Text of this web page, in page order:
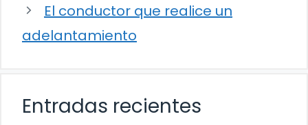
El conductor que realice un
adelantamiento
Entradas recientes